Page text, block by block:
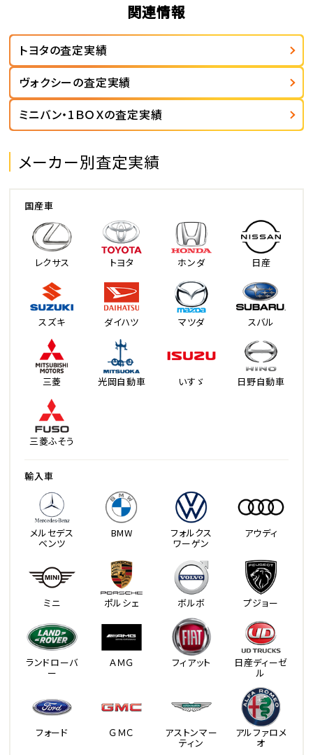
関連情報
トヨタの査定実績
ヴォクシーの査定実績
ミニバン・1ＢＯＸの査定実績
メーカー別査定実績
国産車
レクサス トヨタ ホンダ 日産
スズキ ダイハツ マツダ スバル
三菱 光岡自動車 いすゞ 日野自動車
三菱ふそう
輸入車
メルセデス
ベンツ
BMW フォルクス
ワーゲン
アウディ
ミニ ポルシェ ボルボ プジョー
ランドローバ
ー
ＡＭＧ フィアット 日産ディーゼ
ル
フォード ＧＭＣ アストンマー
ティン
アルファロメ
オ